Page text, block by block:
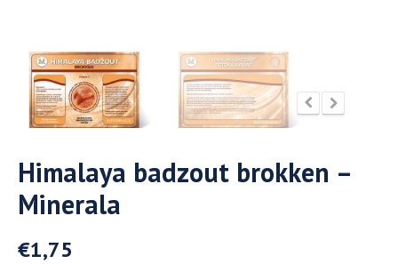
Himalaya badzout brokken –
Minerala
€1,75